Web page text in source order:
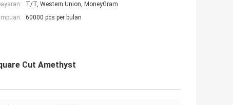
T/T, Western Union, MoneyGram
60000 pcs per bulan
Cut Amethyst